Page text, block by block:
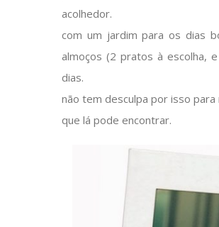
acolhedor.
com um jardim para os dias
almoços (2 pratos à escolha,
dias.
não tem desculpa por isso
que lá pode encontrar.